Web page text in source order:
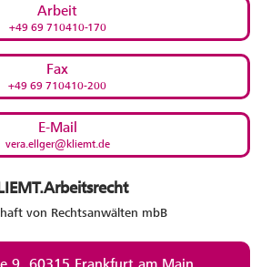
Arbeit
+49 69 710410-170
Fax
+49 69 710410-200
E-Mail
vera.ellger@kliemt.de
von Rechtsanwälten mbB